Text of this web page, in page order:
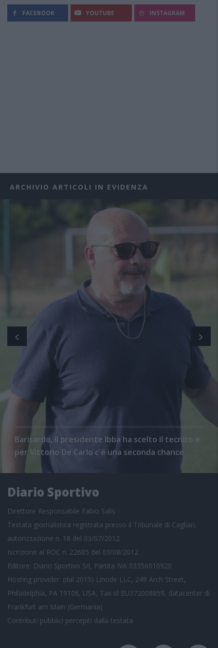
FACEBOOK YOUTUBE INSTAGRAM
ARCHIVIO ARTICOLI IN EVIDENZA
Barisardo, il presidente Ibba ha scelto il tecnico e
per Vittorio De Carlo c'è una seconda chance
Diario Sportivo
Direttore Responsabile Fabio Salis
Testata giornalistica registrata presso il Tribunale di Cagliari,
autorizzazione n. 18 del 03/07/2012
Iscrizione al ROC n. 22685 del 03/08/2012
Editore: Diario Sportivo Srl, Partita IVA 03356010920
Hosting provider: (dal 2015) Linode LLC, 249 Arch Street,
Philadelphia, PA 19106, USA, Tax id EU372008859, datacenter di
Frankfurt am Main (Germania)
Contributi pubblici percepiti dalla testata